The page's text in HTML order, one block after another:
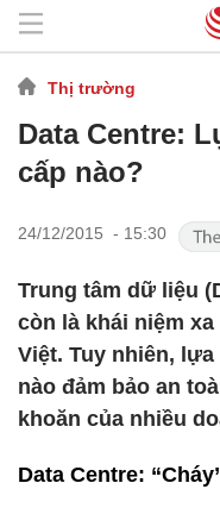
Thị trường
Data Centre:
cấp nào?
24/12/2015 - 15:30
Trung tâm dữ liệu
còn là khái niệm
Việt. Tuy nhiên,
nào đảm bảo an
khoăn của nhiều
Data Centre: